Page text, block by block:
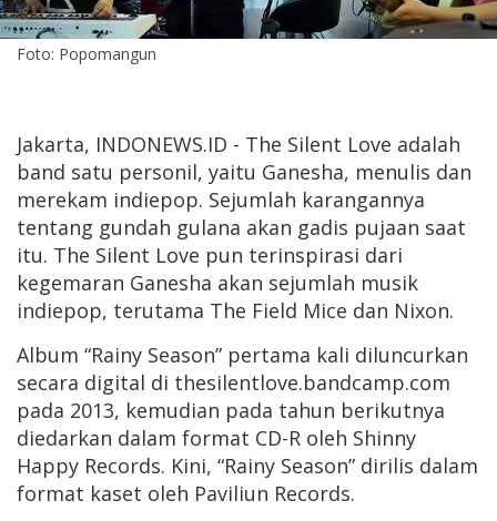
Foto: Popomangun
Jakarta, INDONEWS.ID - The Silent Love adalah
band satu personil, yaitu Ganesha, menulis dan
merekam indiepop. Sejumlah karangannya
tentang gundah gulana akan gadis pujaan saat
itu. The Silent Love pun terinspirasi dari
kegemaran Ganesha akan sejumlah musik
indiepop, terutama The Field Mice dan Nixon.
Album “Rainy Season” pertama kali diluncurkan
secara digital di thesilentlove.bandcamp.com
pada 2013, kemudian pada tahun berikutnya
diedarkan dalam format CD-R oleh Shinny
Happy Records. Kini, “Rainy Season” dirilis dalam
format kaset oleh Paviliun Records.